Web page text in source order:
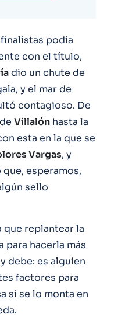
podía
con el título,
dio un chute de
y el mar de
contagioso. De
Villalón hasta la
esta en la que se
Vargas, y
esperamos,
sello
que replantear la
para hacerla más
debe: es alguien
factores para
si se lo monta en